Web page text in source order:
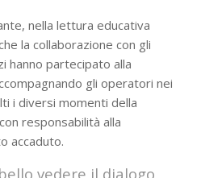
nella lettura educativa
la collaborazione con gli
hanno partecipato alla
gli operatori nei
i diversi momenti della
responsabilità alla
accaduto.
vedere il dialogo